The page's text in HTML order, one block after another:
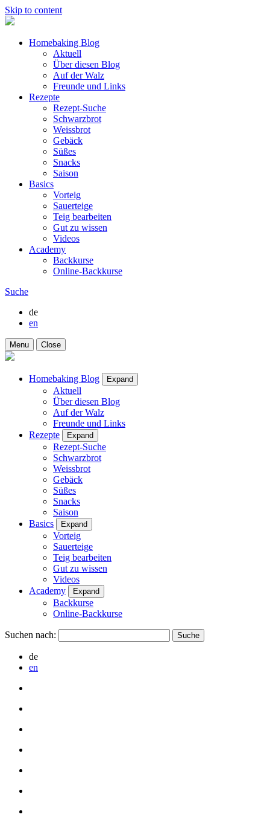
Skip to content
Homebaking Blog
Aktuell
Über diesen Blog
Auf der Walz
Freunde und Links
Rezepte
Rezept-Suche
Schwarzbrot
Weissbrot
Gebäck
Süßes
Snacks
Saison
Basics
Vorteig
Sauerteige
Teig bearbeiten
Gut zu wissen
Videos
Academy
Backkurse
Online-Backkurse
Suche
de
en
Menu Close
Homebaking Blog Expand
Aktuell
Über diesen Blog
Auf der Walz
Freunde und Links
Rezepte
Expand
Rezept-Suche
Schwarzbrot
Weissbrot
Gebäck
Süßes
Snacks
Saison
Basics
Expand
Vorteig
Sauerteige
Teig bearbeiten
Gut zu wissen
Videos
Academy
Expand
Backkurse
Online-Backkurse
Suchen nach:
de
en